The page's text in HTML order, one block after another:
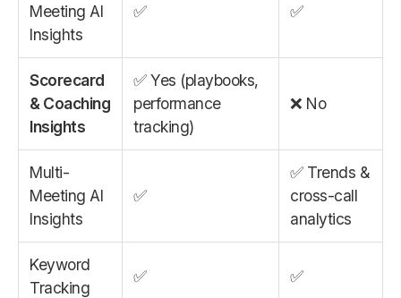
Meeting AI
Insights
✅ ✅
Scorecard
& Coaching
Insights
✅ Yes (playbooks,
performance
tracking)
❌ No
Multi-
Meeting AI
Insights
✅
✅ Trends &
cross-call
analytics
Keyword
Tracking
✅ ✅